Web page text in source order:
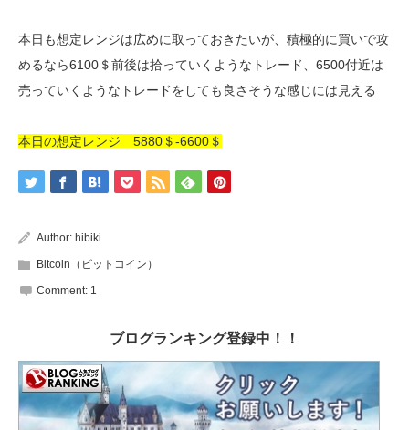
本日も想定レンジは広めに取っておきたいが、積極的に買いで攻
めるなら6100＄前後は拾っていくようなトレード、6500付近は
売っていくようなトレードをしても良さそうな感じには見える
本日の想定レンジ 5880＄-6600＄
Author: hibiki
Bitcoin（ビットコイン）
Comment: 1
ブログランキング登録中！！